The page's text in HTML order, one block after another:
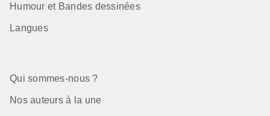
Humour et Bandes dessinées
Langues
Qui sommes-nous ?
Nos auteurs à la une